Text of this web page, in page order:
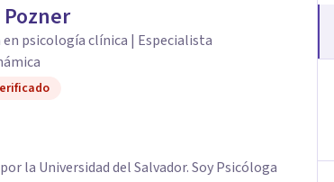
en psicología clínica | Especialista
la Universidad del Salvador. Soy Psicóloga